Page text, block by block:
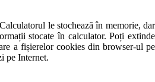
le stochează în memorie, dar
stocate în calculator. Poți extinde
a fișierelor cookies din browser-ul pe
pe Internet.